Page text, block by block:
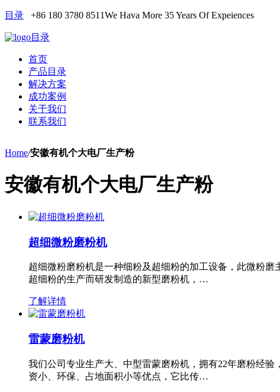
目录 +86 180 3780 8511We Hava More 35 Years Of Expeiences
目录
首页
产品目录
解决方案
成功案例
关于我们
联系我们
Home/安徽有机个大电厂生产粉
安徽有机个大电厂生产粉
超细微粉磨粉机
超细微粉磨粉机是一种细粉及超细粉的加工设备，此微粉
超细粉的生产而研发制造的新型磨粉机，…
了解详情
雷蒙磨粉机
我们公司专业生产大、中型雷蒙磨粉机，拥有22年磨粉经
资小、环保、占地面积小等优点，它比传…